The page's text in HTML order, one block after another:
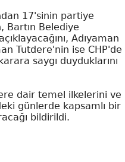
17'sinin partiye
Bartın Belediye
Adıyaman
Tutdere'nin ise CHP'de
saygı duyduklarını
dair temel ilkelerini ve
günlerde kapsamlı bir
bildirildi.